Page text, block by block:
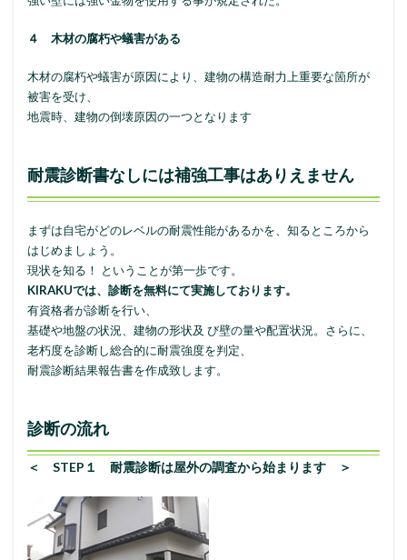
４ 木材の腐朽や蟻害がある
木材の腐朽や蟻害が原因により、建物の構造耐力上重要な箇所が
被害を受け、
地震時、建物の倒壊原因の一つとなります
耐震診断書なしには補強工事はありえません
まずは自宅がどのレベルの耐震性能があるかを、知るところから
はじめましょう。
現状を知る！ ということが第一歩です。
KIRAKUでは、診断を無料にて実施しております。
有資格者が診断を行い、
基礎や地盤の状況、建物の形状及 び壁の量や配置状況。さらに、
老朽度を診断し総合的に耐震強度を判定、
耐震診断結果報告書を作成致します。
診断の流れ
＜ STEP１ 耐震診断は屋外の調査から始まります ＞